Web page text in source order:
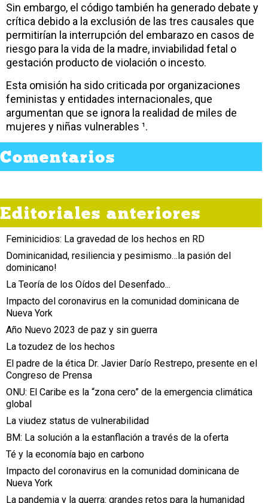
Sin embargo, el código también ha generado debate y
crítica debido a la exclusión de las tres causales que
permitirían la interrupción del embarazo en casos de
riesgo para la vida de la madre, inviabilidad fetal o
gestación producto de violación o incesto.
Esta omisión ha sido criticada por organizaciones
feministas y entidades internacionales, que
argumentan que se ignora la realidad de miles de
mujeres y niñas vulnerables ¹.
Comentarios
Editoriales anteriores
Feminicidios: La gravedad de los hechos en RD
Dominicanidad, resiliencia y pesimismo…la pasión del
dominicano!
La Teoría de los Oídos del Desenfado...
Impacto del coronavirus en la comunidad dominicana de
Nueva York
Año Nuevo 2023 de paz y sin guerra
La tozudez de los hechos
El padre de la ética Dr. Javier Darío Restrepo, presente en el
Congreso de Prensa
ONU: El Caribe es la “zona cero” de la emergencia climática
global
La viudez status de vulnerabilidad
BM: La solución a la estanflación a través de la oferta
Té y la economía bajo en carbono
Impacto del coronavirus en la comunidad dominicana de
Nueva York
La pandemia y la guerra: grandes retos para la humanidad